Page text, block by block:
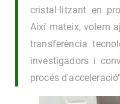
cristal·litzant en
Així mateix, volem
transferència
investigadors i
procés